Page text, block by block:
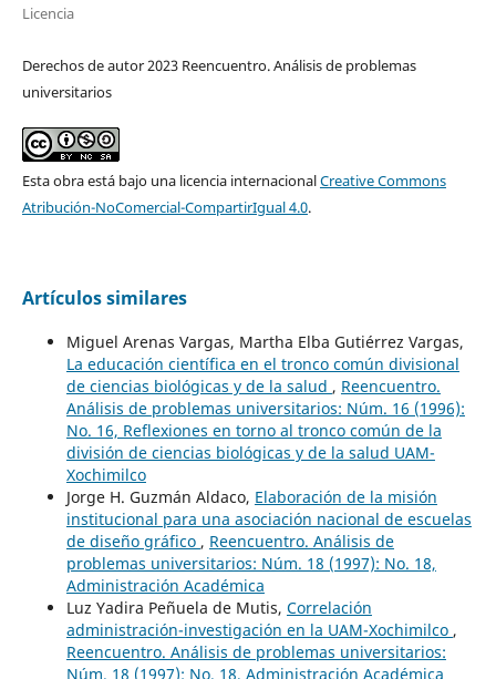
Licencia
Derechos de autor 2023 Reencuentro. Análisis de problemas
universitarios
Esta obra está bajo una licencia internacionalCreative Commons
Atribución-NoComercial-CompartirIgual 4.0.
Artículos similares
Miguel Arenas Vargas, Martha Elba Gutiérrez Vargas,
La educación científica en el tronco común divisional
de ciencias biológicas y de la salud , Reencuentro.
Análisis de problemas universitarios: Núm. 16 (1996):
No. 16, Reflexiones en torno al tronco común de la
división de ciencias biológicas y de la salud UAM-
Xochimilco
Jorge H. Guzmán Aldaco, Elaboración de la misión
institucional para una asociación nacional de escuelas
de diseño gráfico , Reencuentro. Análisis de
problemas universitarios: Núm. 18 (1997): No. 18,
Administración Académica
Luz Yadira Peñuela de Mutis, Correlación
administración-investigación en la UAM-Xochimilco ,
Reencuentro. Análisis de problemas universitarios:
Núm. 18 (1997): No. 18, Administración Académica